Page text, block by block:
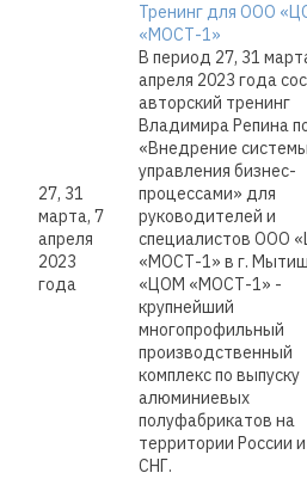
27, 31
марта, 7
апреля
2023
года
Тренинг для ООО
«МОСТ-1»
В период 27, 31
апреля 2023 года
авторский тренинг
Владимира Репина
«Внедрение системы
управления бизнес-
процессами» для
руководителей и
специалистов ООО
«МОСТ-1» в г.
«ЦОМ «МОСТ-1» -
крупнейший
многопрофильный
производственный
комплекс по выпуску
алюминиевых
полуфабрикатов на
территории России
СНГ.